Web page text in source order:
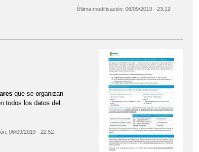
Última modificación: 06/09/2019 - 23:12
que se organizan
todos los datos del
06/09/2019 - 22:52